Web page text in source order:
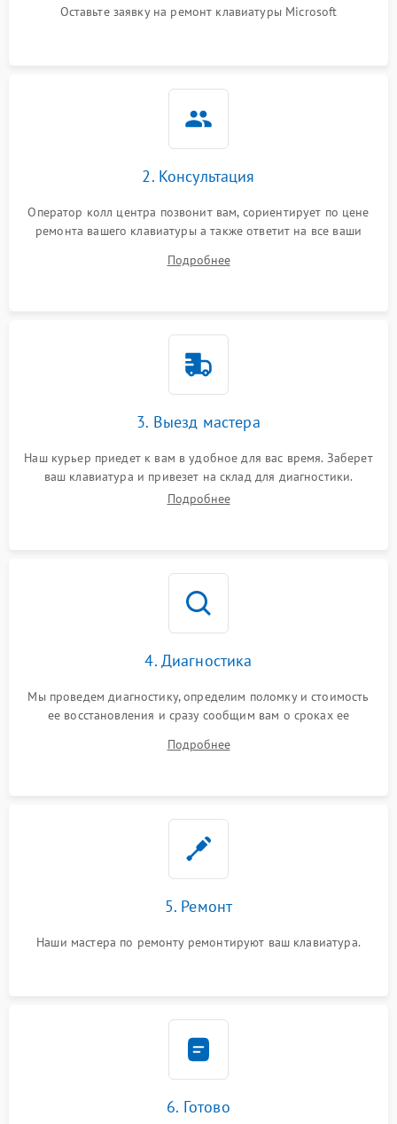
Оставьте заявку на ремонт клавиатуры Microsoft
2. Консультация
Оператор колл центра позвонит вам, сориентирует по цене
ремонта вашего клавиатуры а также ответит на все ваши
Подробнее
3. Выезд мастера
Наш курьер приедет к вам в удобное для вас время. Заберет
ваш клавиатура и привезет на склад для диагностики.
Подробнее
4. Диагностика
Мы проведем диагностику, определим поломку и стоимость
ее восстановления и сразу сообщим вам о сроках ее
Подробнее
5. Ремонт
Наши мастера по ремонту ремонтируют ваш клавиатура.
6. Готово